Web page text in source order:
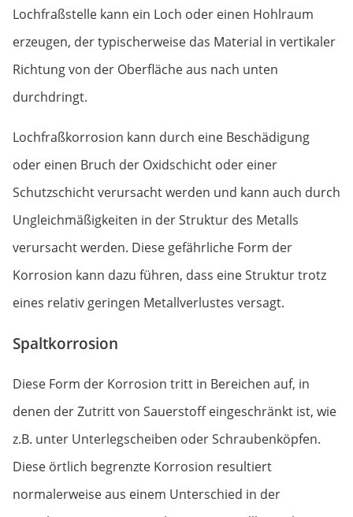
Lochfraßstelle kann ein Loch oder einen Hohlraum
erzeugen, der typischerweise das Material in vertikaler
Richtung von der Oberfläche aus nach unten
durchdringt.
Lochfraßkorrosion kann durch eine Beschädigung
oder einen Bruch der Oxidschicht oder einer
Schutzschicht verursacht werden und kann auch durch
Ungleichmäßigkeiten in der Struktur des Metalls
verursacht werden. Diese gefährliche Form der
Korrosion kann dazu führen, dass eine Struktur trotz
eines relativ geringen Metallverlustes versagt.
Spaltkorrosion
Diese Form der Korrosion tritt in Bereichen auf, in
denen der Zutritt von Sauerstoff eingeschränkt ist, wie
z.B. unter Unterlegscheiben oder Schraubenköpfen.
Diese örtlich begrenzte Korrosion resultiert
normalerweise aus einem Unterschied in der